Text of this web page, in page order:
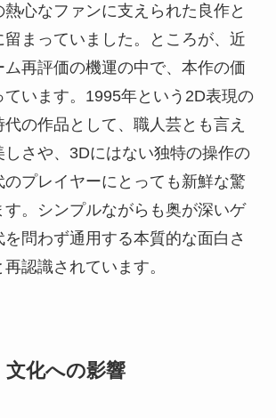
熱心なファンに支えられた良作と
留まっていました。ところが、近
再評価の機運の中で、本作の価
います。1995年という2D表現の
の作品として、職人芸とも言え
しさや、3Dにはない独特の操作の
プレイヤーにとっても新鮮な驚
す。シンプルながらも奥が深いゲ
問わず通用する本質的な面白さ
認識されています。
化への影響